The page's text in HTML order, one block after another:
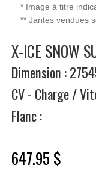
* Image à titre
** Jantes vendues
X-ICE SNOW
Dimension :
CV - Charge /
Flanc :
647.95 $